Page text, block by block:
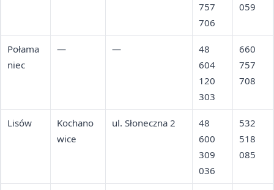
757
706
059
Połama
niec
— —
48
604
120
303
660
757
708
Lisów
Kochano
wice
ul. Słoneczna 2
48
600
309
036
532
518
085